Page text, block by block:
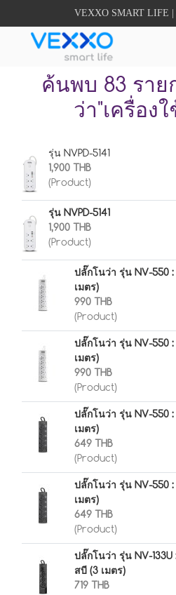
VEXXO SMART LIFE |
ค้นพบ 83 ราย
ว่า"เครื่อง
รุ่น NVPD-5141
1,900 THB
(Product)
รุ่น NVPD-5141
1,900 THB
(Product)
ปลั๊กโนว่า รุ่น NV-550
เมตร)
990 THB
(Product)
ปลั๊กโนว่า รุ่น NV-550
เมตร)
990 THB
(Product)
ปลั๊กโนว่า รุ่น NV-550
เมตร)
649 THB
(Product)
ปลั๊กโนว่า รุ่น NV-550
เมตร)
649 THB
(Product)
ปลั๊กโนว่า รุ่น NV-133U
สบี (3 เมตร)
719 THB